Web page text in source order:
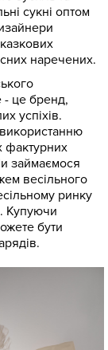
сукні оптом
наречених.
- це бренд,
успіхів.
фактурних
займаємося
весільного
ринку
Купуючи
бути